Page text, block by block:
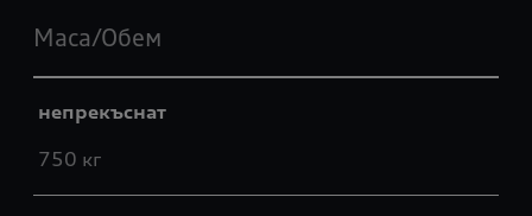
Маса/Обем
непрекъснат
750 кг